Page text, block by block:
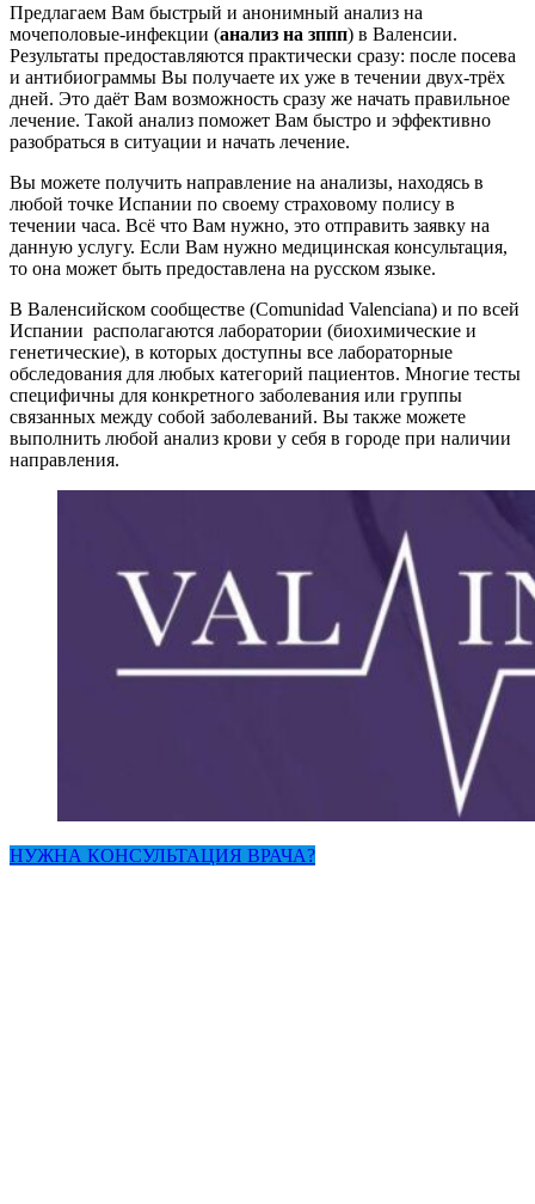
Предлагаем Вам быстрый и анонимный анализ на
мочеполовые-инфекции (анализ на зппп) в Валенсии.
Результаты предоставляются практически сразу: после посева
и антибиограммы Вы получаете их уже в течении двух-трёх
дней. Это даёт Вам возможность сразу же начать правильное
лечение. Такой анализ поможет Вам быстро и эффективно
разобраться в ситуации и начать лечение.
Вы можете получить направление на анализы, находясь в
любой точке Испании по своему страховому полису в
течении часа. Всё что Вам нужно, это отправить заявку на
данную услугу. Если Вам нужно медицинская консультация,
то она может быть предоставлена на русском языке.
В Валенсийском сообществе (Comunidad Valenciana) и по всей
Испании располагаются лаборатории (биохимические и
генетические), в которых доступны все лабораторные
обследования для любых категорий пациентов. Многие тесты
специфичны для конкретного заболевания или группы
связанных между собой заболеваний. Вы также можете
выполнить любой анализ крови у себя в городе при наличии
направления.
НУЖНА КОНСУЛЬТАЦИЯ ВРАЧА?